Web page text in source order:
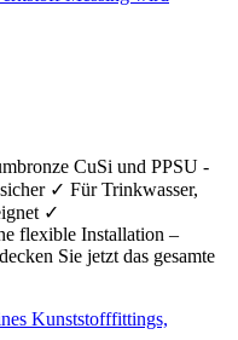
CuSi und PPSU -
✓ Für Trinkwasser,
✓
flexible Installation –
Sie jetzt das gesamte